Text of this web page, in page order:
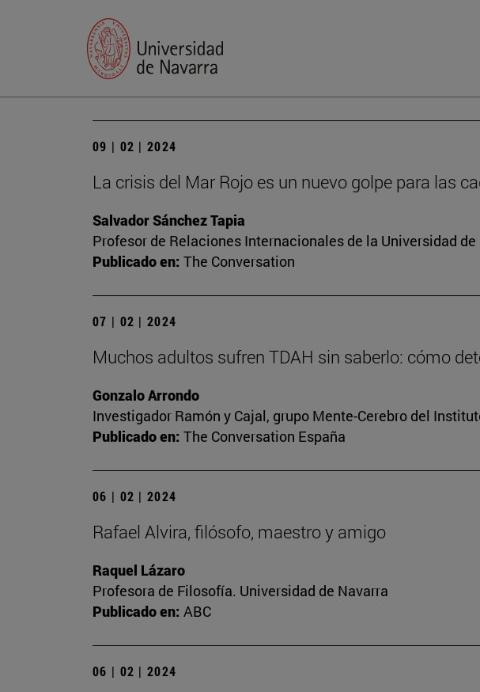
09 | 02 | 2024
La crisis del Mar Rojo es un nuevo golpe para las
Salvador Sánchez Tapia
Profesor de Relaciones Internacionales de la Universidad de
Publicado en: The Conversation
07 | 02 | 2024
Muchos adultos sufren TDAH sin saberlo: cómo
Gonzalo Arrondo
Investigador Ramón y Cajal, grupo Mente-Cerebro del
Publicado en: The Conversation España
06 | 02 | 2024
Rafael Alvira, filósofo, maestro y amigo
Raquel Lázaro
Profesora de Filosofía. Universidad de Navarra
Publicado en: ABC
06 | 02 | 2024